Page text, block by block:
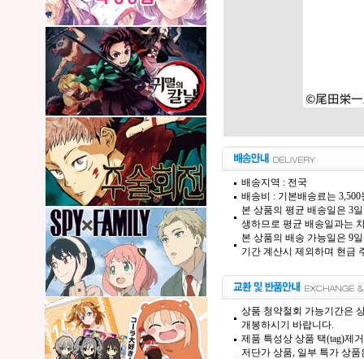
배송지역 : 전국
배송비 : 기본배송료는
본 상품의 평균 배송일은 3
생하므로 평균 배송일과는
본 상품의 배송 가능일은 9
기간 계산시 제외하며 현금
상품 청약철회 가능기간은
개봉하시기 바랍니다.
제품 특성상 상품 택(tag)제
저단가 상품, 일부 특가 상